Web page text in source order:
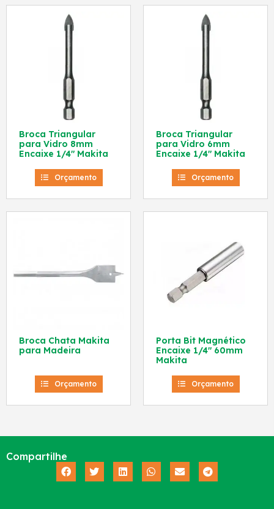
Broca Triangular
para Vidro 8mm
Encaixe 1/4″ Makita
Orçamento
Broca Triangular
para Vidro 6mm
Encaixe 1/4″ Makita
Orçamento
Broca Chata Makita
para Madeira
Orçamento
Porta Bit Magnético
Encaixe 1/4″ 60mm
Makita
Orçamento
Compartilhe